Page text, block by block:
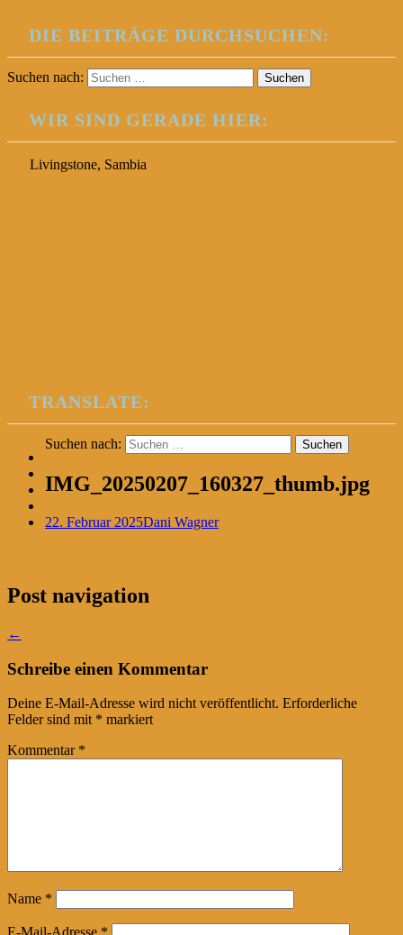
DIE BEITRÄGE DURCHSUCHEN:
Suchen nach:
WIR SIND GERADE HIER:
Livingstone, Sambia
TRANSLATE:
Suchen nach:
IMG_20250207_160327_thumb.jpg
22. Februar 2025Dani Wagner
Post navigation
←
Schreibe einen Kommentar
Deine E-Mail-Adresse wird nicht veröffentlicht. Erforderliche
Felder sind mit * markiert
Kommentar *
Name *